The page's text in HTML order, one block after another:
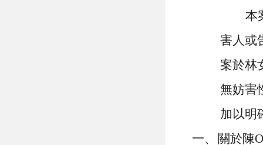
本
害人或
案於林
無妨害
加以明
一、
關於陳O